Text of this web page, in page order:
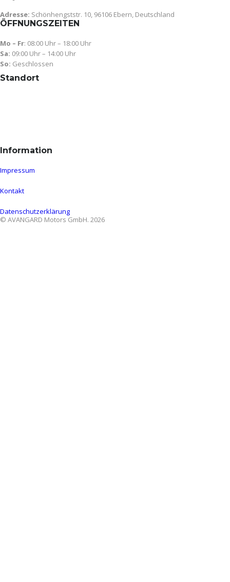
Adresse: Schönhengststr. 10, 96106 Ebern, Deutschland
ÖFFNUNGSZEITEN
Mo – Fr: 08:00 Uhr – 18:00 Uhr
Sa: 09:00 Uhr – 14:00 Uhr
So: Geschlossen
Standort
Information
Impressum
Kontakt
Datenschutzerklärung
© AVANGARD Motors GmbH. 2026